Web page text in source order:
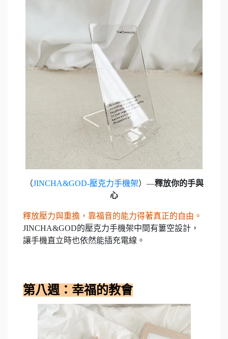
（JINCHA&GOD-壓克力手機架）—釋放你的手與
心
釋放壓力與重擔，靠福音的能力得著真正的自由。
JINCHA&GOD的壓克力手機架中間有簍空設計，
讓手機直立時也依然能插充電線。
第八週：幸福的教會